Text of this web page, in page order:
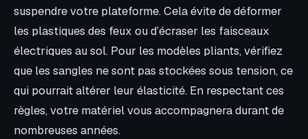
suspendre votre plateforme. Cela évite de déformer
les plastiques des feux ou d’écraser les faisceaux
électriques au sol. Pour les modèles pliants, vérifiez
que les sangles ne sont pas stockées sous tension, ce
qui pourrait altérer leur élasticité. En respectant ces
règles, votre matériel vous accompagnera durant de
nombreuses années.